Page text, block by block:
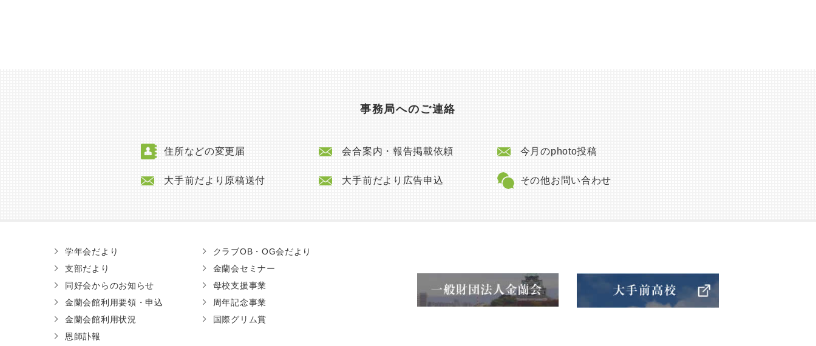
事務局へのご連絡
住所などの変更届 会合案内・報告掲載依頼 今月のphoto投稿
大手前だより原稿送付 大手前だより広告申込 その他お問い合わせ
学年会だより
支部だより
同好会からのお知らせ
金蘭会館利用要領・申込
金蘭会館利用状況
恩師訃報
クラブOB・OG会だより
金蘭会セミナー
母校支援事業
周年記念事業
国際グリム賞